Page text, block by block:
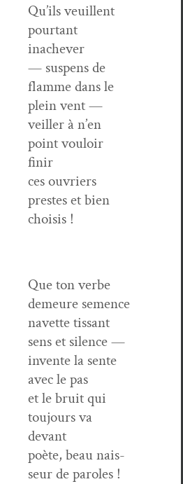
Qu’ils veuil­lent
pour­tant
inachever
— sus­pens de
flamme dans le
plein vent —
veiller à n’en
point vouloir
finir
ces ouvri­ers
prestes et bien
choisis !
Que ton verbe
demeure semence
navette tis­sant
sens et silence —
invente la sente
avec le pas
et le bruit qui
tou­jours va
devant
poète, beau nais­
seur de paroles !